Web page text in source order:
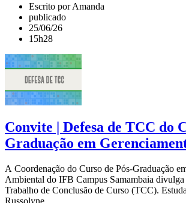
Escrito por Amanda
publicado
25/06/26
15h28
Convite | Defesa de TCC do
Graduação em
A Coordenação do Curso de Pós-Graduação
Ambiental do IFB Campus Samambaia divulga
Trabalho de Conclusão de Curso (TCC).